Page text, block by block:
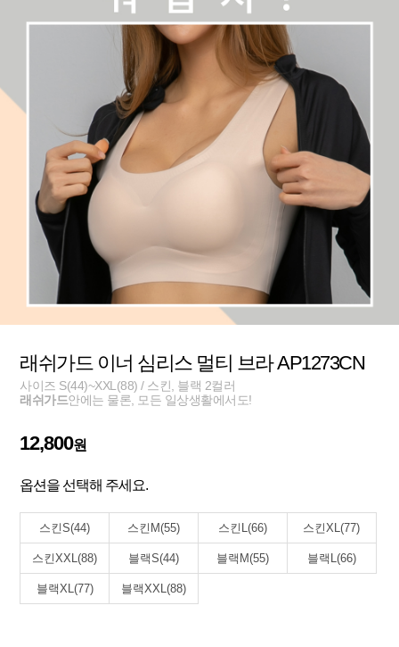
래쉬가드 이너 심리스 멀티 브라 AP1273CN
사이즈 S(44)~XXL(88) / 스킨, 블랙 2컬러
래쉬가드안에는 물론, 모든 일상생활에서도!
12,800원
옵션을 선택해 주세요.
스킨S(44) 스킨M(55) 스킨L(66) 스킨XL(77)
스킨XXL(88) 블랙S(44) 블랙M(55) 블랙L(66)
블랙XL(77) 블랙XXL(88)